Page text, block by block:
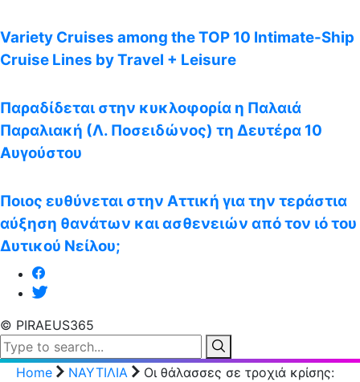
Variety Cruises among the TOP 10 Intimate-Ship
Cruise Lines by Travel + Leisure
Παραδίδεται στην κυκλοφορία η Παλαιά
Παραλιακή (Λ. Ποσειδώνος) τη Δευτέρα 10
Αυγούστου
Ποιος ευθύνεται στην Αττική για την τεράστια
αύξηση θανάτων και ασθενειών από τον ιό του
Δυτικού Νείλου;
© PIRAEUS365
Home ΝΑΥΤΙΛΙΑ
Οι θάλασσες σε τροχιά κρίσης: